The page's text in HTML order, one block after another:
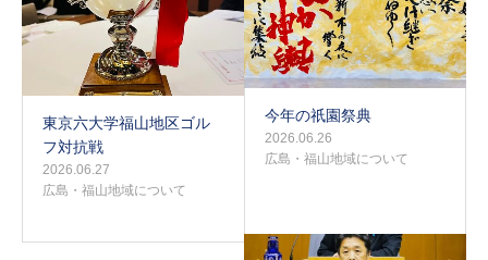
東京六大学福山地区ゴル
フ対抗戦
2026.06.27
広島・福山地域について
今年の祇園祭典
2026.06.26
広島・福山地域について